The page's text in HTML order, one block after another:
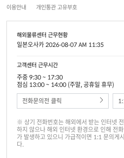
이용안내
개인통관 고유부호
해외물류센터 근무현황
일본오사카 2026-08-07 AM 11:35
고객센터 근무시간
주중 9:30 ~ 17:30
점심 13:00 ~ 14:00 (주말, 공휴일 휴무)
전화문의전 클릭
※ 상기 전화번호는 해외에서 받는 인터넷
하지 않으나 해외 인터넷 환경으로 인해 전
가 발생하고 있으니 가급적이면 1:1 문의게
다.